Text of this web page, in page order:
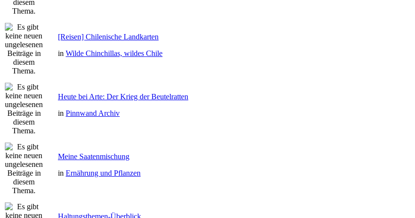
[Reisen] Chilenische Landkarten
in Wilde Chinchillas, wildes Chile
Heute bei Arte: Der Krieg der Beutelratten
in Pinnwand Archiv
Meine Saatenmischung
in Ernährung und Pflanzen
Haltungsthemen-Überblick